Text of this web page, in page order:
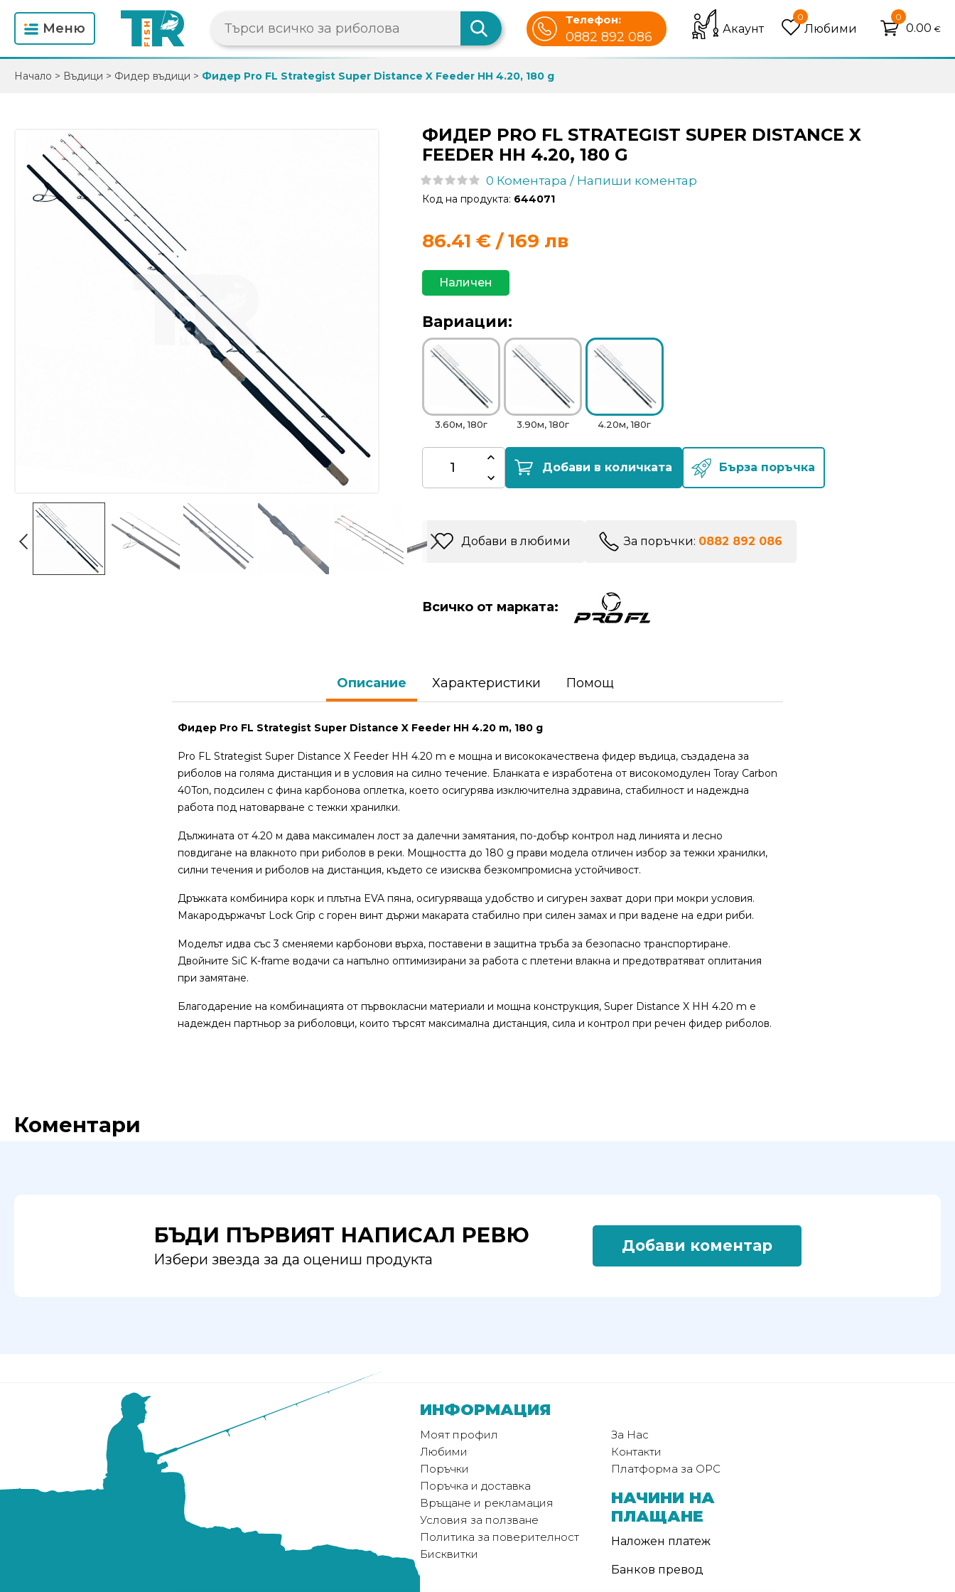
Mеню
Телефон:
0882 892 086
Акаунт
0
Любими
0
0.00 €
Начало > Въдици > Фидер въдици > Фидер Pro FL Strategist Super Distance X Feeder HH 4.20, 180 g
ФИДЕР PRO FL STRATEGIST SUPER DISTANCE X
FEEDER HH 4.20, 180 G
0 Коментара / Напиши коментар
Код на продукта: 644071
86.41 € / 169 лв
Наличен
Вариации:
3.60м, 180г 3.90м, 180г 4.20м, 180г
Добави в количката Бърза поръчка
Добави в любими За поръчки: 0882 892 086
Всичко от марката:
Описание Характеристики Помощ
Фидер Pro FL Strategist Super Distance X Feeder HH 4.20 m, 180 g
Pro FL Strategist Super Distance X Feeder HH 4.20 m е мощна и висококачествена фидер въдица, създадена за
риболов на голяма дистанция и в условия на силно течение. Бланката е изработена от високомодулен Toray Carbon
40Ton, подсилен с фина карбонова оплетка, което осигурява изключителна здравина, стабилност и надеждна
работа под натоварване с тежки хранилки.
Дължината от 4.20 м дава максимален лост за далечни замятания, по-добър контрол над линията и лесно
повдигане на влакното при риболов в реки. Мощността до 180 g прави модела отличен избор за тежки хранилки,
силни течения и риболов на дистанция, където се изисква безкомпромисна устойчивост.
Дръжката комбинира корк и плътна EVA пяна, осигуряваща удобство и сигурен захват дори при мокри условия.
Макародържачът Lock Grip с горен винт държи макарата стабилно при силен замах и при вадене на едри риби.
Моделът идва със 3 сменяеми карбонови върха, поставени в защитна тръба за безопасно транспортиране.
Двойните SiC K-frame водачи са напълно оптимизирани за работа с плетени влакна и предотвратяват оплитания
при замятане.
Благодарение на комбинацията от първокласни материали и мощна конструкция, Super Distance X HH 4.20 m е
надежден партньор за риболовци, които търсят максимална дистанция, сила и контрол при речен фидер риболов.
Коментари
БЪДИ ПЪРВИЯТ НАПИСАЛ РЕВЮ
Избери звезда за да оцениш продукта
Добави коментар
ИНФОРМАЦИЯ
Моят профил
Любими
Поръчки
Поръчка и доставка
Връщане и рекламация
Условия за ползване
Политика за поверителност
Бисквитки
За Нас
Контакти
Платформа за ОРС
НАЧИНИ НА
ПЛАЩАНЕ
Наложен платеж
Банков превод